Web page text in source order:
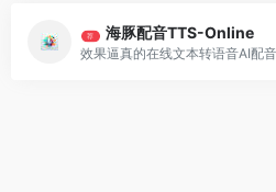
荐 海豚配音TTS-Online